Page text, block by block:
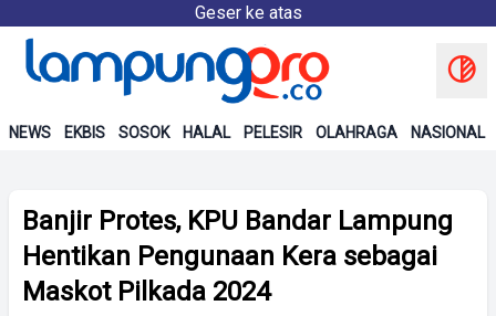
Geser ke atas
NEWS EKBIS SOSOK HALAL PELESIR OLAHRAGA NASIONAL
Banjir Protes, KPU Bandar Lampung
Hentikan Pengunaan Kera sebagai
Maskot Pilkada 2024